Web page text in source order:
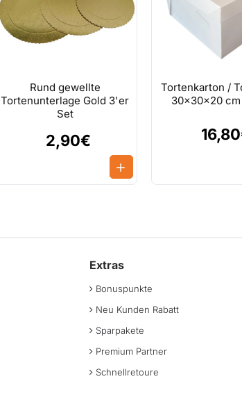
Rund gewellte
Tortenunterlage Gold 3'er
Set
2,90€
Tortenkarton /
30x30x20 cm
Extras
Bonuspunkte
Neu Kunden Rabatt
Sparpakete
Premium Partner
Schnellretoure